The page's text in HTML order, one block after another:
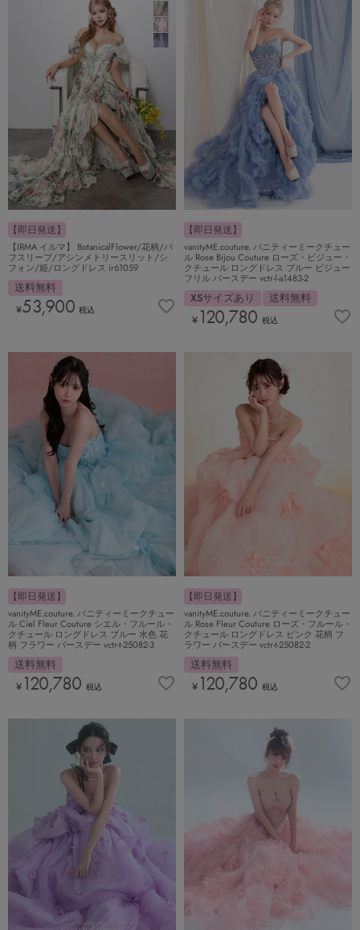
【即日発送】
【IRMA イルマ】 BotanicalFlower/花柄/パ
フスリーブ/アシンメトリースリット/シ
フォン/姫/ロングドレス ir61059
送料無料
¥53,900 税込
【即日発送】
vanityME.couture. バニティーミークチュー
ル Rose Bijou Couture ローズ・ビジュー・
クチュール ロングドレス ブルー ビジュー
フリル バースデー vctr-l-a1483-2
XSサイズあり 送料無料
¥ 120,780 税込
【即日発送】
vanityME.couture. バニティーミークチュー
ル Ciel Fleur Couture シエル・フルール・
クチュール ロングドレス ブルー 水色 花
柄 フラワー バースデー vctr-t-25082-3
送料無料
¥ 120,780 税込
【即日発送】
vanityME.couture. バニティーミークチュー
ル Rose Fleur Couture ローズ・フルール・
クチュール ロングドレス ピンク 花柄 フ
ラワー バースデー vctr-t-25082-2
送料無料
¥ 120,780 税込